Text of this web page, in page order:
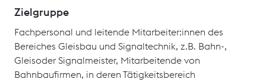
Zielgruppe
Fachpersonal und leitende Mitarbeiter:innen des
Bereiches Gleisbau und Signaltechnik, z.B. Bahn-,
Gleisoder Signalmeister, Mitarbeitende von
Bahnbaufirmen, in deren Tätigkeitsbereich